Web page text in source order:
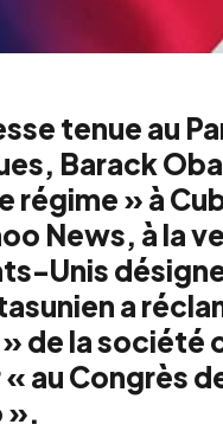
tenue au
Barack
régime » à
News, à la
Unis
a
de la société
au Congrès
».